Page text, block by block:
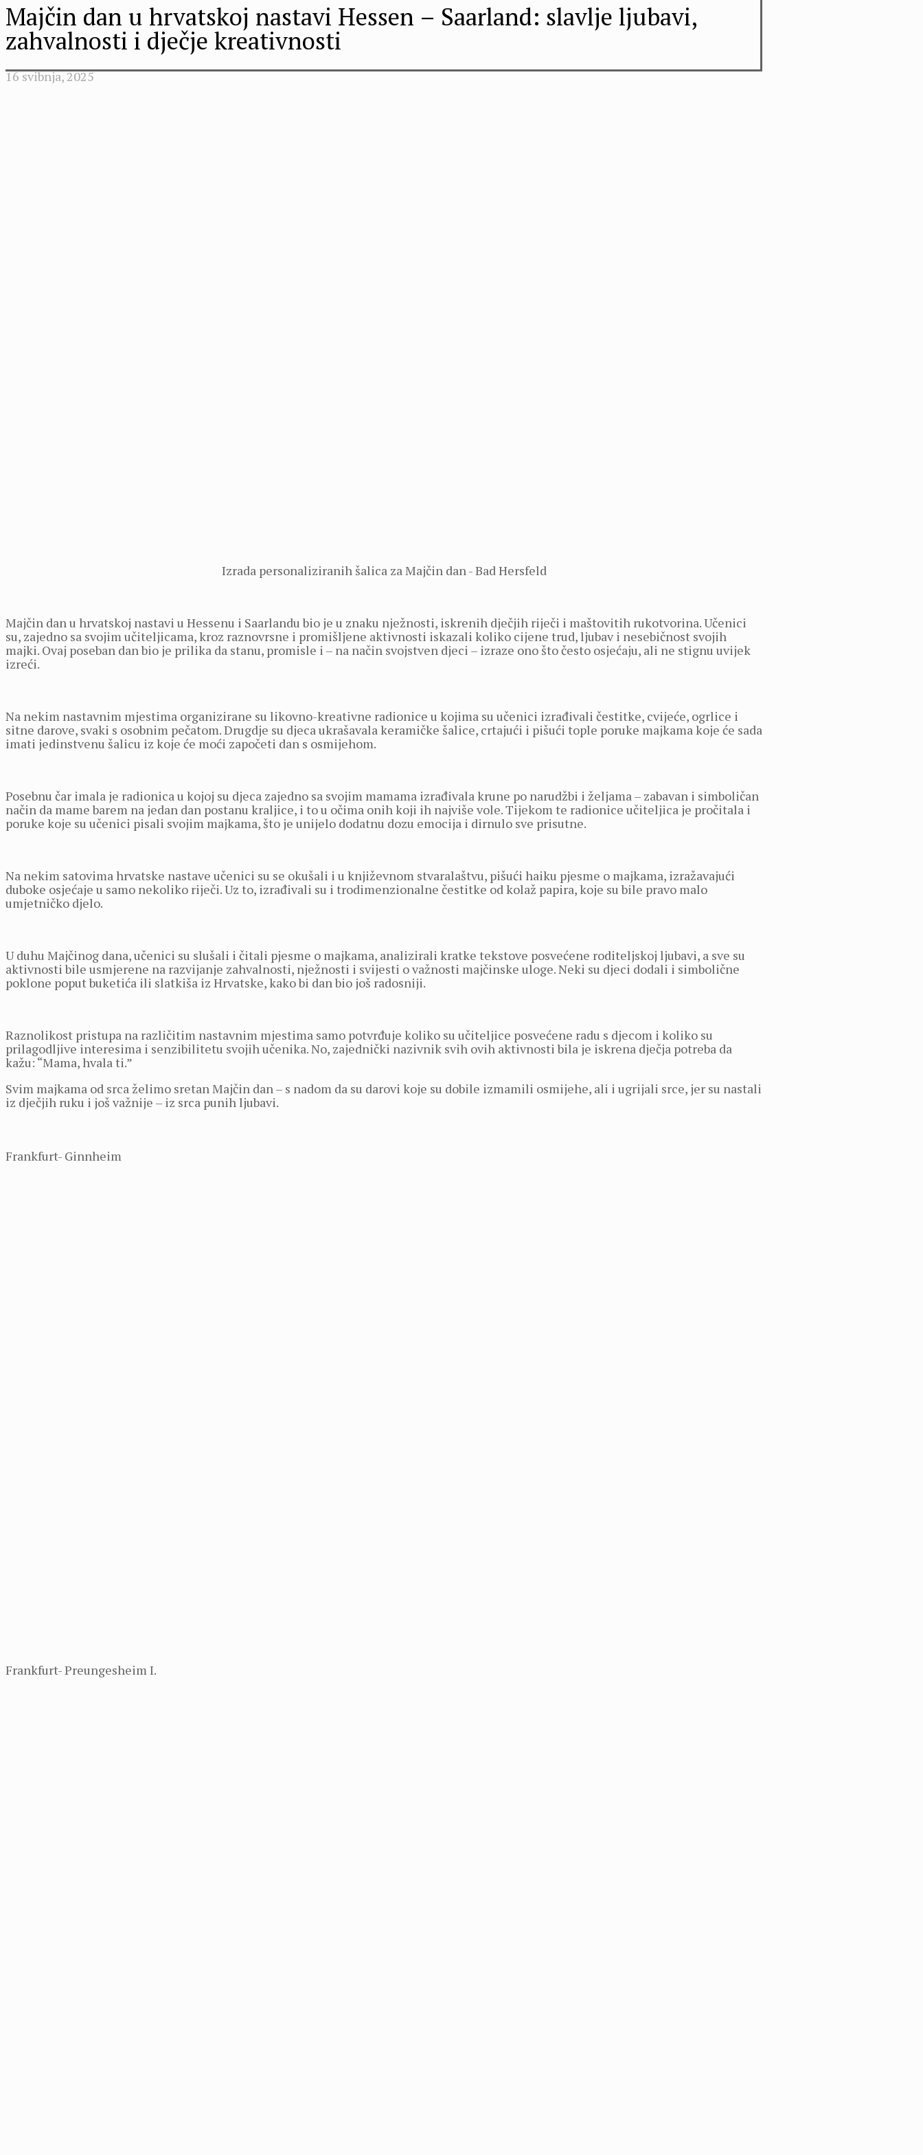
Majčin dan u hrvatskoj nastavi Hessen – Saarland: slavlje ljubavi,
zahvalnosti i dječje kreativnosti
16 svibnja, 2025
Izrada personaliziranih šalica za Majčin dan - Bad Hersfeld
Majčin dan u hrvatskoj nastavi u Hessenu i Saarlandu bio je u znaku nježnosti, iskrenih dječjih riječi i maštovitih rukotvorina. Učenici
su, zajedno sa svojim učiteljicama, kroz raznovrsne i promišljene aktivnosti iskazali koliko cijene trud, ljubav i nesebičnost svojih
majki. Ovaj poseban dan bio je prilika da stanu, promisle i – na način svojstven djeci – izraze ono što često osjećaju, ali ne stignu uvijek
izreći.
Na nekim nastavnim mjestima organizirane su likovno-kreativne radionice u kojima su učenici izrađivali čestitke, cvijeće, ogrlice i
sitne darove, svaki s osobnim pečatom. Drugdje su djeca ukrašavala keramičke šalice, crtajući i pišući tople poruke majkama koje će sada
imati jedinstvenu šalicu iz koje će moći započeti dan s osmijehom.
Posebnu čar imala je radionica u kojoj su djeca zajedno sa svojim mamama izrađivala krune po narudžbi i željama – zabavan i simboličan
način da mame barem na jedan dan postanu kraljice, i to u očima onih koji ih najviše vole. Tijekom te radionice učiteljica je pročitala i
poruke koje su učenici pisali svojim majkama, što je unijelo dodatnu dozu emocija i dirnulo sve prisutne.
Na nekim satovima hrvatske nastave učenici su se okušali i u književnom stvaralaštvu, pišući haiku pjesme o majkama, izražavajući
duboke osjećaje u samo nekoliko riječi. Uz to, izrađivali su i trodimenzionalne čestitke od kolaž papira, koje su bile pravo malo
umjetničko djelo.
U duhu Majčinog dana, učenici su slušali i čitali pjesme o majkama, analizirali kratke tekstove posvećene roditeljskoj ljubavi, a sve su
aktivnosti bile usmjerene na razvijanje zahvalnosti, nježnosti i svijesti o važnosti majčinske uloge. Neki su djeci dodali i simbolične
poklone poput buketića ili slatkiša iz Hrvatske, kako bi dan bio još radosniji.
Raznolikost pristupa na različitim nastavnim mjestima samo potvrđuje koliko su učiteljice posvećene radu s djecom i koliko su
prilagodljive interesima i senzibilitetu svojih učenika. No, zajednički nazivnik svih ovih aktivnosti bila je iskrena dječja potreba da
kažu: “Mama, hvala ti.”
Svim majkama od srca želimo sretan Majčin dan – s nadom da su darovi koje su dobile izmamili osmijehe, ali i ugrijali srce, jer su nastali
iz dječjih ruku i još važnije – iz srca punih ljubavi.
Frankfurt- Ginnheim
Frankfurt- Preungesheim I.